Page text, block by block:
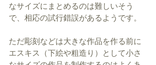
なサイズにまとめるのは難しいそう
で、相応の試行錯誤があるようです。
ただ彫刻などは大きな作品を作る前に
エスキス（下絵や粗造り）として小さ